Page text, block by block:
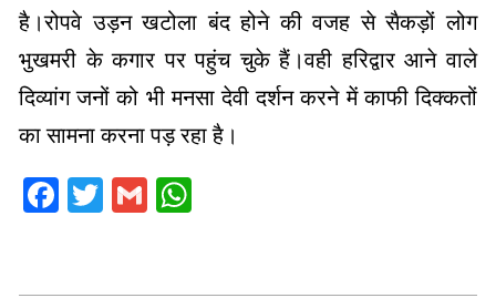
है।रोपवे उड़न खटोला बंद होने की वजह से सैकड़ों लोग
भुखमरी के कगार पर पहुंच चुके हैं।वही हरिद्वार आने वाले
दिव्यांग जनों को भी मनसा देवी दर्शन करने में काफी दिक्कतों
का सामना करना पड़ रहा है।
Facebook
Twitter
Gmail